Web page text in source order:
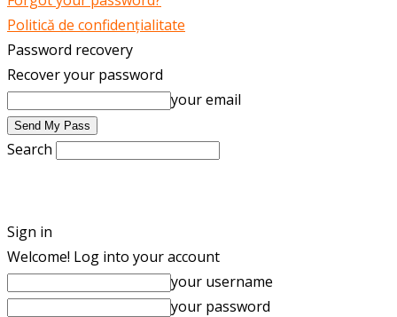
Politică de confidențialitate
Password recovery
Recover your password
your email
Search
Sign in
Welcome! Log into your account
your username
your password